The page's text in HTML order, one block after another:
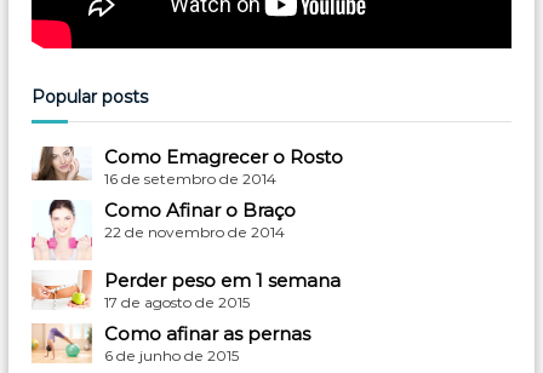
Popular posts
Como Emagrecer o Rosto
16 de setembro de 2014
Como Afinar o Braço
22 de novembro de 2014
Perder peso em 1 semana
17 de agosto de 2015
Como afinar as pernas
6 de junho de 2015